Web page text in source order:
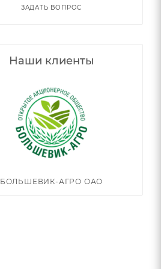
ЗАДАТЬ ВОПРОС
Наши клиенты
БОЛЬШЕВИК-АГРО ОАО